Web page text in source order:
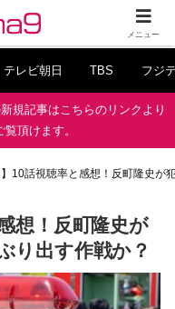
テレビ朝日 TBS フジ
規記事はこちらのリンクより
頂けます。
】10話視聴率と感想！反町隆史
想！反町隆史が
り出す作戦か？
メニュー